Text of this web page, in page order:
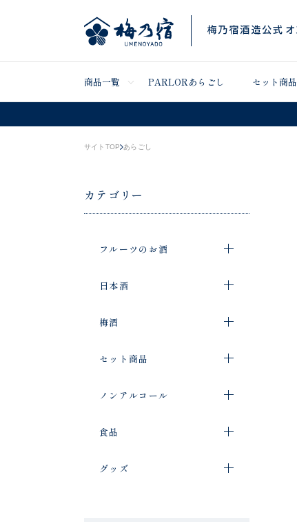
商品一覧 PARLORあらごし セット商品
サイトTOP あらごし
カテゴリー
フルーツのお酒
日本酒
梅酒
セット商品
ノンアルコール
食品
グッズ